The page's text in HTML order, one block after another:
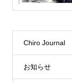
Chiro Journal
お知らせ